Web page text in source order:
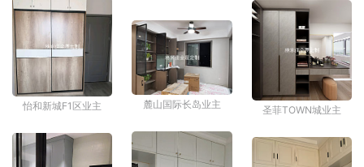
怡和新城F1区业主 麓山国际长岛业主 圣菲TOWN城业主